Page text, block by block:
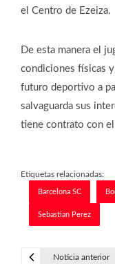
el Centro de Ezeiza.
De esta manera el
condiciones físicas
futuro deportivo a
salvaguarda sus
tiene contrato con
Etiquetas relacionadas:
Barcelona SC
Sebastian Perez
Noticia anterior